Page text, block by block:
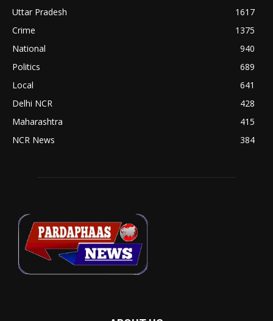
Uttar Pradesh
1617
Crime
1375
National
940
Politics
689
Local
641
Delhi NCR
428
Maharashtra
415
NCR News
384